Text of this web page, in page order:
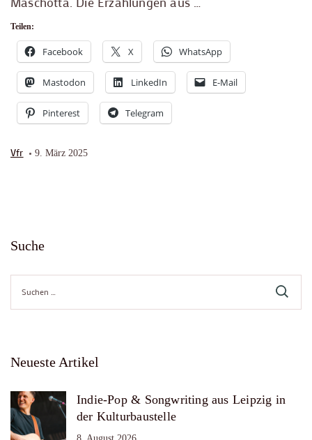
Teilen:
Facebook X WhatsApp
Mastodon LinkedIn E-Mail
Pinterest Telegram
Vfr 9. März 2025
Suche
Suche
nach:
Neueste Artikel
Indie-Pop & Songwriting aus Leipzig in
der Kulturbaustelle